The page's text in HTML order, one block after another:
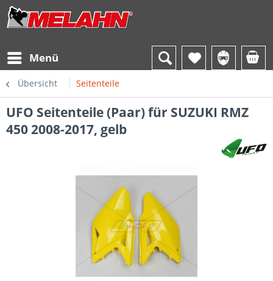
Menü
Übersicht Seitenteile
UFO Seitenteile (Paar) für SUZUKI RMZ
450 2008-2017, gelb